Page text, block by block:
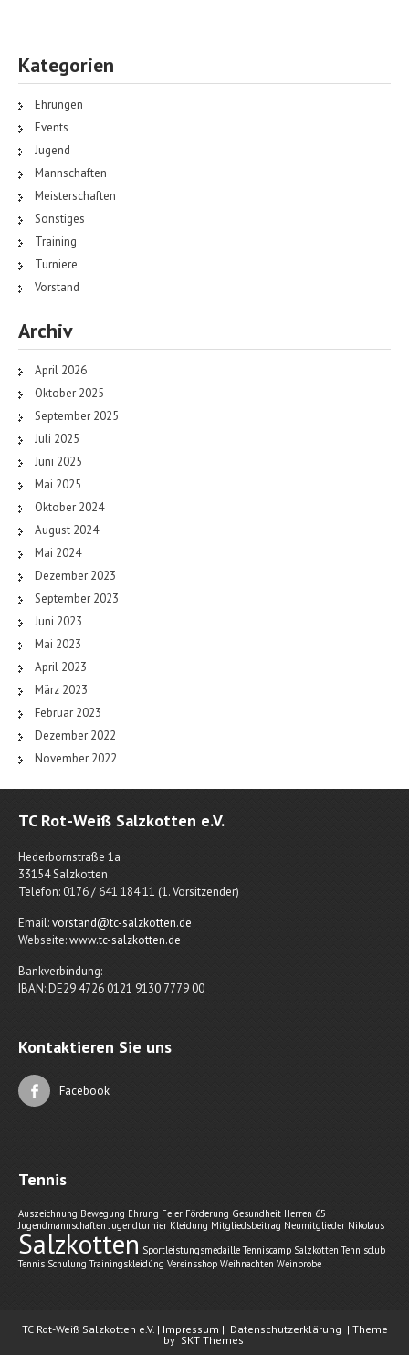
Kategorien
Ehrungen
Events
Jugend
Mannschaften
Meisterschaften
Sonstiges
Training
Turniere
Vorstand
Archiv
April 2026
Oktober 2025
September 2025
Juli 2025
Juni 2025
Mai 2025
Oktober 2024
August 2024
Mai 2024
Dezember 2023
September 2023
Juni 2023
Mai 2023
April 2023
März 2023
Februar 2023
Dezember 2022
November 2022
TC Rot-Weiß Salzkotten e.V.
Hederbornstraße 1a
33154 Salzkotten
Telefon: 0176 / 641 184 11 (1. Vorsitzender)
Email:vorstand@tc-salzkotten.de
Webseite:www.tc-salzkotten.de
Bankverbindung:
IBAN: DE29 4726 0121 9130 7779 00
Kontaktieren Sie uns
Facebook
Tennis
Auszeichnung Bewegung Ehrung Feier Förderung Gesundheit Herren 65
Jugendmannschaften Jugendturnier Kleidung Mitgliedsbeitrag Neumitglieder Nikolaus
Salzkotten Sportleistungsmedaille Tenniscamp Salzkotten Tennisclub
Tennis Schulung Trainingskleidúng Vereinsshop Weihnachten Weinprobe
TC Rot-Weiß Salzkotten e.V. | Impressum | Datenschutzerklärung | Theme
by SKT Themes